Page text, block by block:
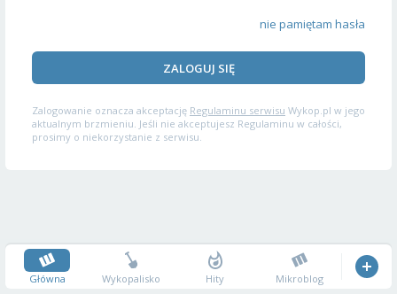
nie pamiętam hasła
ZALOGUJ SIĘ
Zalogowanie oznacza akceptację Regulaminu serwisu Wykop.pl w jego
aktualnym brzmieniu. Jeśli nie akceptujesz Regulaminu w całości,
prosimy o niekorzystanie z serwisu.
Główna Wykopalisko Hity Mikroblog